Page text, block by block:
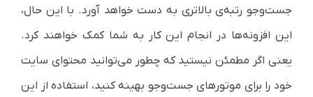
جست‌وجو رتبه‌ی بالاتری به دست خواهد آورد. با این حال،
این افزونه‌ها در انجام این کار به شما کمک خواهند کرد.
یعنی اگر مطمئن نیستید که چطور می‌توانید محتوای سایت
خود را برای موتورهای جست‌وجو بهینه کنید، استفاده از این